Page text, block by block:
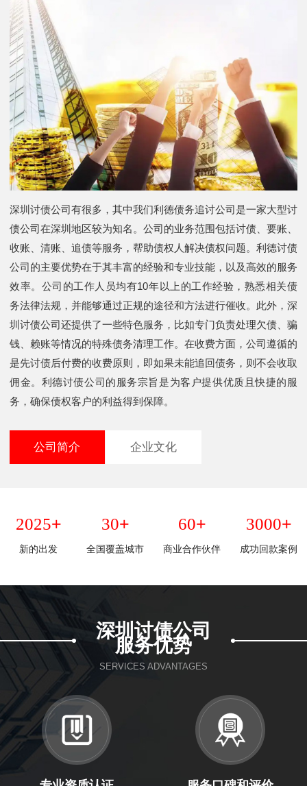
深圳讨债公司有很多，其中我们利德债务追讨公司是一家大型讨
债公司在深圳地区较为知名。公司的业务范围包括讨债、要账、
收账、清账、追债等服务，帮助债权人解决债权问题。利德讨债
公司的主要优势在于其丰富的经验和专业技能，以及高效的服务
效率。公司的工作人员均有10年以上的工作经验，熟悉相关债
务法律法规，并能够通过正规的途径和方法进行催收。此外，深
圳讨债公司还提供了一些特色服务，比如专门负责处理欠债、骗
钱、赖账等情况的特殊债务清理工作。在收费方面，公司遵循的
是先讨债后付费的收费原则，即如果未能追回债务，则不会收取
佣金。利德讨债公司的服务宗旨是为客户提供优质且快捷的服
务，确保债权客户的利益得到保障。
公司简介 企业文化
2025+
新的出发
30+
全国覆盖城市
60+
商业合作伙伴
3000+
成功回款案例
深圳讨债公司
服务优势
SERVICES ADVANTAGES